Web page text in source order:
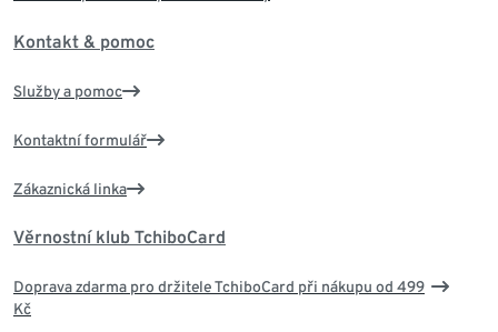
Kontakt & pomoc
Služby a pomoc
Kontaktní formulář
Zákaznická linka
Věrnostní klub TchiboCard
Doprava zdarma pro držitele TchiboCard při nákupu od 499
Kč